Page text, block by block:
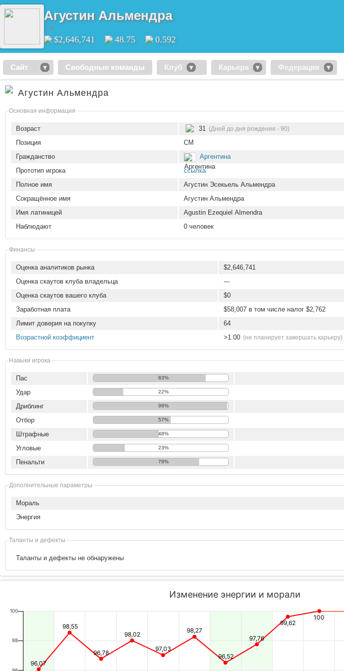
Агустин Альмендра
CM
$2,646,741 48.75 0.592
Сайт Свободные команды Клуб Карьера Федерация
Агустин Альмендра
Основная информация
Возраст 31 (Дней до дня рождения - 90)
Позиция
CM
Гражданство
Аргентина
Прототип игрока
ссылка
Полное имя
Агустин Эсекьель Альмендра
Сокращённое имя
Агустин Альмендра
Имя латиницей
Agustin Ezequiel Almendra
Наблюдают
0 человек
Финансы
Оценка аналитиков рынка
$2,646,741
Оценка скаутов клуба владельца
---
Оценка скаутов вашего клуба
$0
Заработная плата
$58,007 в том числе налог $2,762
Лимит доверия на покупку
64
Возрастной коэффициент
>1.00 (не планирует завершать карьеру)
Навыки игрока
Пас 83%
Удар
22%
Дриблинг
99%
Отбор
57%
Штрафные
48%
Угловые
23%
Пенальти
78%
Дополнительные параметры
Мораль
Энергия
Таланты и дефекты
Таланты и дефекты не обнаружены
Изменение энергии и морали
96,07
98,55
96,78
98,02
97,03
98,27
96,52
97,76
99,62
100
98
100